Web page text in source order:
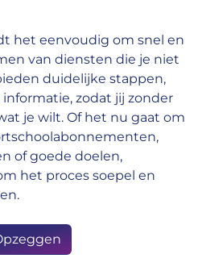
het eenvoudig om snel en
van diensten die je niet
duidelijke stappen,
zodat jij zonder
je wilt. Of het nu gaat om
of goede doelen,
het proces soepel en